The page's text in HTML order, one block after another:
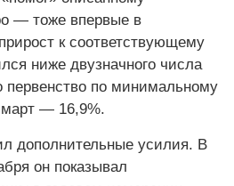
— тоже впервые в
к соответствующему
ниже двузначного числа
по минимальному
— 16,9%.
дополнительные усилия. В
он показывал